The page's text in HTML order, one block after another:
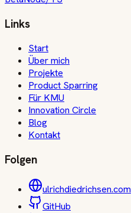
Links
Start
Über mich
Projekte
Product Sparring
Für KMU
Innovation Circle
Blog
Kontakt
Folgen
ulrichdiedrichsen.com
GitHub